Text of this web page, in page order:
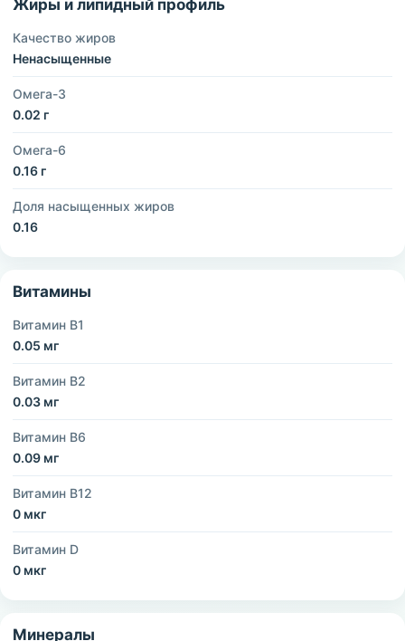
Жиры и липидный профиль
Качество жиров
Ненасыщенные
Омега-3
0.02 г
Омега-6
0.16 г
Доля насыщенных жиров
0.16
Витамины
Витамин B1
0.05 мг
Витамин B2
0.03 мг
Витамин B6
0.09 мг
Витамин B12
0 мкг
Витамин D
0 мкг
Минералы